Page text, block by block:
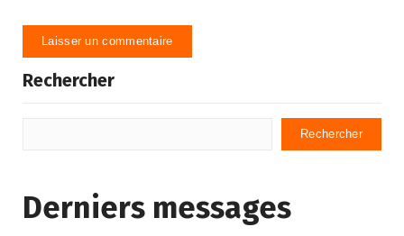
Rechercher
Rechercher
Derniers messages